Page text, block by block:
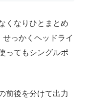
くなりひとまとめ
っかくヘッドライ
ってもシングルポ
前後を分けて出力